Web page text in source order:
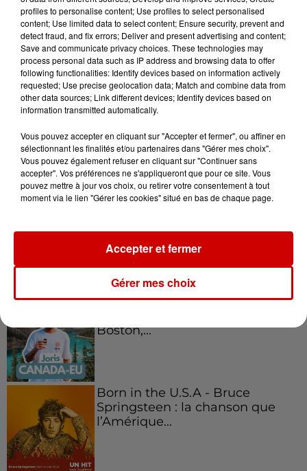
Le Duel - Gagnez votre balade
en jet ski !
Podcasts Voir plus
Aménager un school bus au
Boston,...
Born in the U.S.A - Bruce
Springsteen : la chanson que
l’Amérique...
profiles to personalise content; Use profiles to select personalised
content; Use limited data to select content; Ensure security, prevent and
detect fraud, and fix errors; Deliver and present advertising and content;
Save and communicate privacy choices. These technologies may
process personal data such as IP address and browsing data to offer
following functionalities: Identify devices based on information actively
requested; Use precise geolocation data; Match and combine data from
other data sources; Link different devices; Identify devices based on
information transmitted automatically.
Vous pouvez accepter en cliquant sur "Accepter et fermer", ou affiner en
sélectionnant les finalités et/ou partenaires dans "Gérer mes choix".
Vous pouvez également refuser en cliquant sur "Continuer sans
accepter". Vos préférences ne s'appliqueront que pour ce site. Vous
pouvez mettre à jour vos choix, ou retirer votre consentement à tout
moment via le lien "Gérer les cookies" situé en bas de chaque page.
Gérer mes choix
Accepter et fermer